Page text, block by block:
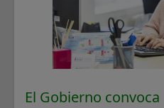
El Gobierno convoca